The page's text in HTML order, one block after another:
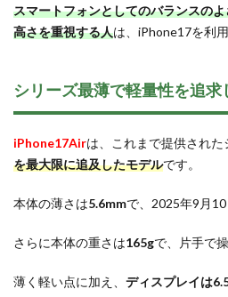
スマートフォンとしてのバランスのよ
高さを重視する人は、iPhone17を利
シリーズ最薄で軽量性を追
iPhone17Airは、これまで提供され
を最大限に追及したモデルです。
本体の薄さは5.6mmで、2025年9月
さらに本体の重さは165gで、片手で
薄く軽い点に加え、 ディスプレイは